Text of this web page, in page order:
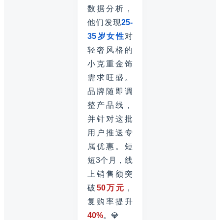
数据分析，
他们发现25-
35岁女性对
轻奢风格的
小克重金饰
需求旺盛。
品牌随即调
整产品线，
并针对这批
用户推送专
属优惠。短
短3个月，线
上销售额突
破 50万元 ，
复购率提升
40%。💎